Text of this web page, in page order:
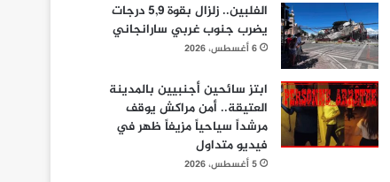
الفلبين.. زلزال بقوة 5,9 درجات
يضرب جنوب غربي سارانجاني
6 أغسطس، 2026
ابتز سائحين أجنبيين بالمدينة
العتيقة.. أمن مراكش يوقف
مرشداً سياحياً مزيفاً ظهر في
فيديو متداول
5 أغسطس، 2026